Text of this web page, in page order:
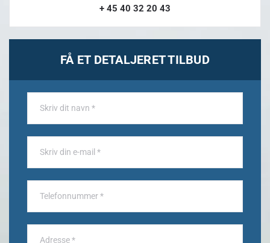
+ 45 40 32 20 43
FÅ ET DETALJERET TILBUD